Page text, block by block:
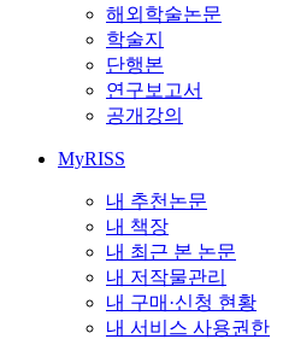
해외학술논문
학술지
단행본
연구보고서
공개강의
MyRISS
내 추천논문
내 책장
내 최근 본 논문
내 저작물관리
내 구매·신청 현황
내 서비스 사용권한